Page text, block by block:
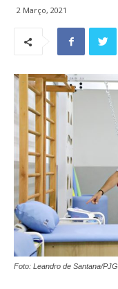
2 Março, 2021
Foto: Leandro de Santana/PJG